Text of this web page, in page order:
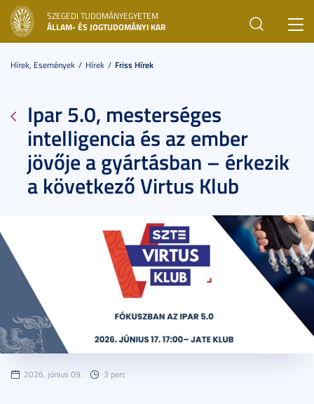
SZEGEDI TUDOMÁNYEGYETEM
ÁLLAM- ÉS JOGTUDOMÁNYI KAR
Hírek, Események Hírek Friss Hírek
Ipar 5.0, mesterséges
intelligencia és az ember
jövője a gyártásban – érkezik
a következő Virtus Klub
2026. június 09. 3 perc